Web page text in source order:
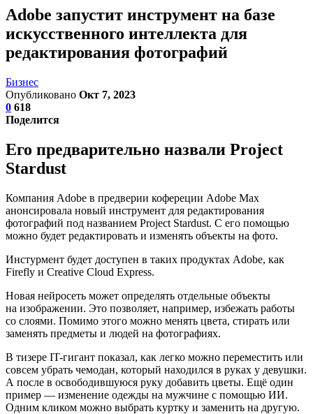
Adobe запустит инструмент на базе
искусственного интеллекта для
редактирования фотографий
Бизнес
Опубликовано Окт 7, 2023
0 618
Поделится
Его предварительно назвали Project
Stardust
Компания Adobe в предверии кофереции Adobe Max
анонсировала новый инструмент для редактирования
фотографий под названием Project Stardust. С его помощью
можно будет редактировать и изменять объекты на фото.
Инстурмент будет доступен в таких продуктах Adobe, как
Firefly и Creative Cloud Express.
Новая нейросеть может определять отдельные объекты
на изображении. Это позволяет, например, избежать работы
со слоями. Помимо этого можно менять цвета, стирать или
заменять предметы и людей на фотографиях.
В тизере IT-гигант показал, как легко можно переместить или
совсем убрать чемодан, который находился в руках у девушки.
А после в освободившуюся руку добавить цветы. Ещё один
пример — изменение одежды на мужчине с помощью ИИ.
Одним кликом можно выбрать куртку и заменить на другую.